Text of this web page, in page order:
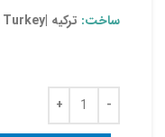
ساخت: ترکیه |Made in Turkey